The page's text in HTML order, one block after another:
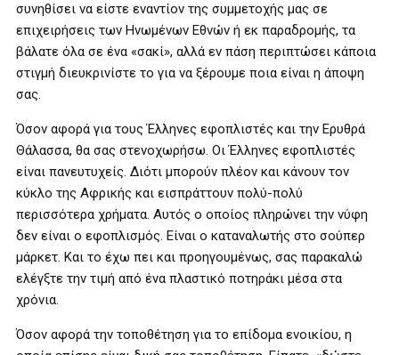
συνηθίσει να είστε εναντίον της συμμετοχής μας σε
επιχειρήσεις των Ηνωμένων Εθνών ή εκ παραδρομής, τα
βάλατε όλα σε ένα «σακί», αλλά εν πάση περιπτώσει κάποια
στιγμή διευκρινίστε το για να ξέρουμε ποια είναι η άποψη
σας.
Όσον αφορά για τους Έλληνες εφοπλιστές και την Ερυθρά
Θάλασσα, θα σας στενοχωρήσω. Οι Έλληνες εφοπλιστές
είναι πανευτυχείς. Διότι μπορούν πλέον και κάνουν τον
κύκλο της Αφρικής και εισπράττουν πολύ-πολύ
περισσότερα χρήματα. Αυτός ο οποίος πληρώνει την νύφη
δεν είναι ο εφοπλισμός. Είναι ο καταναλωτής στο σούπερ
μάρκετ. Και το έχω πει και προηγουμένως, σας παρακαλώ
ελέγξτε την τιμή από ένα πλαστικό ποτηράκι μέσα στα
χρόνια.
Όσον αφορά την τοποθέτηση για το επίδομα ενοικίου, η